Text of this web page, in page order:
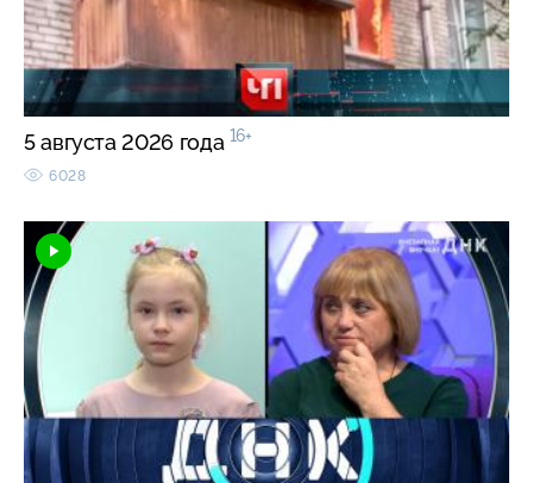
5 августа 2026 года 16+
6028